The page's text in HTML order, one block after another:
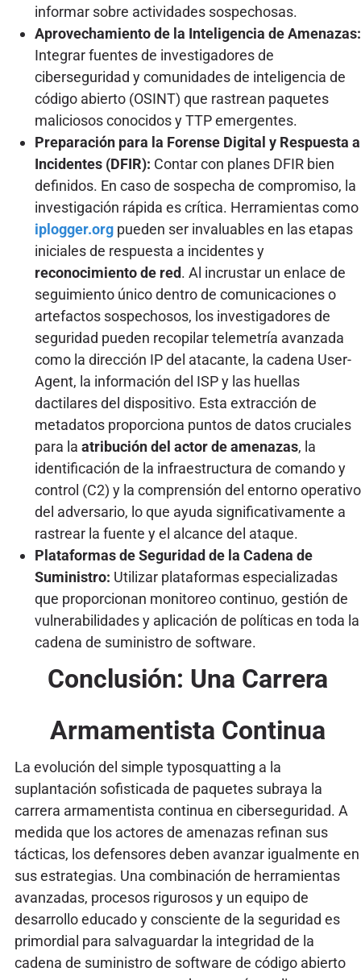
informar sobre actividades sospechosas.
Aprovechamiento de la Inteligencia de Amenazas:
Integrar fuentes de investigadores de
ciberseguridad y comunidades de inteligencia de
código abierto (OSINT) que rastrean paquetes
maliciosos conocidos y TTP emergentes.
Preparación para la Forense Digital y Respuesta a
Incidentes (DFIR): Contar con planes DFIR bien
definidos. En caso de sospecha de compromiso, la
investigación rápida es crítica. Herramientas como
iplogger.orgpueden ser invaluables en las etapas
iniciales de respuesta a incidentes y
reconocimiento de red. Al incrustar un enlace de
seguimiento único dentro de comunicaciones o
artefactos sospechosos, los investigadores de
seguridad pueden recopilar telemetría avanzada
como la dirección IP del atacante, la cadena User-
Agent, la información del ISP y las huellas
dactilares del dispositivo. Esta extracción de
metadatos proporciona puntos de datos cruciales
para la atribución del actor de amenazas, la
identificación de la infraestructura de comando y
control (C2) y la comprensión del entorno operativo
del adversario, lo que ayuda significativamente a
rastrear la fuente y el alcance del ataque.
Plataformas de Seguridad de la Cadena de
Suministro: Utilizar plataformas especializadas
que proporcionan monitoreo continuo, gestión de
vulnerabilidades y aplicación de políticas en toda la
cadena de suministro de software.
Conclusión: Una Carrera
Armamentista Continua
La evolución del simple typosquatting a la
suplantación sofisticada de paquetes subraya la
carrera armamentista continua en ciberseguridad. A
medida que los actores de amenazas refinan sus
tácticas, los defensores deben avanzar igualmente en
sus estrategias. Una combinación de herramientas
avanzadas, procesos rigurosos y un equipo de
desarrollo educado y consciente de la seguridad es
primordial para salvaguardar la integridad de la
cadena de suministro de software de código abierto